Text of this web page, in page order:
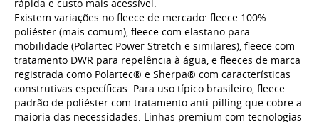
rápida e custo mais acessível.
Existem variações no fleece de mercado: fleece 100%
poliéster (mais comum), fleece com elastano para
mobilidade (Polartec Power Stretch e similares), fleece com
tratamento DWR para repelência à água, e fleeces de marca
registrada como Polartec® e Sherpa® com características
construtivas específicas. Para uso típico brasileiro, fleece
padrão de poliéster com tratamento anti-pilling que cobre a
maioria das necessidades. Linhas premium com tecnologias